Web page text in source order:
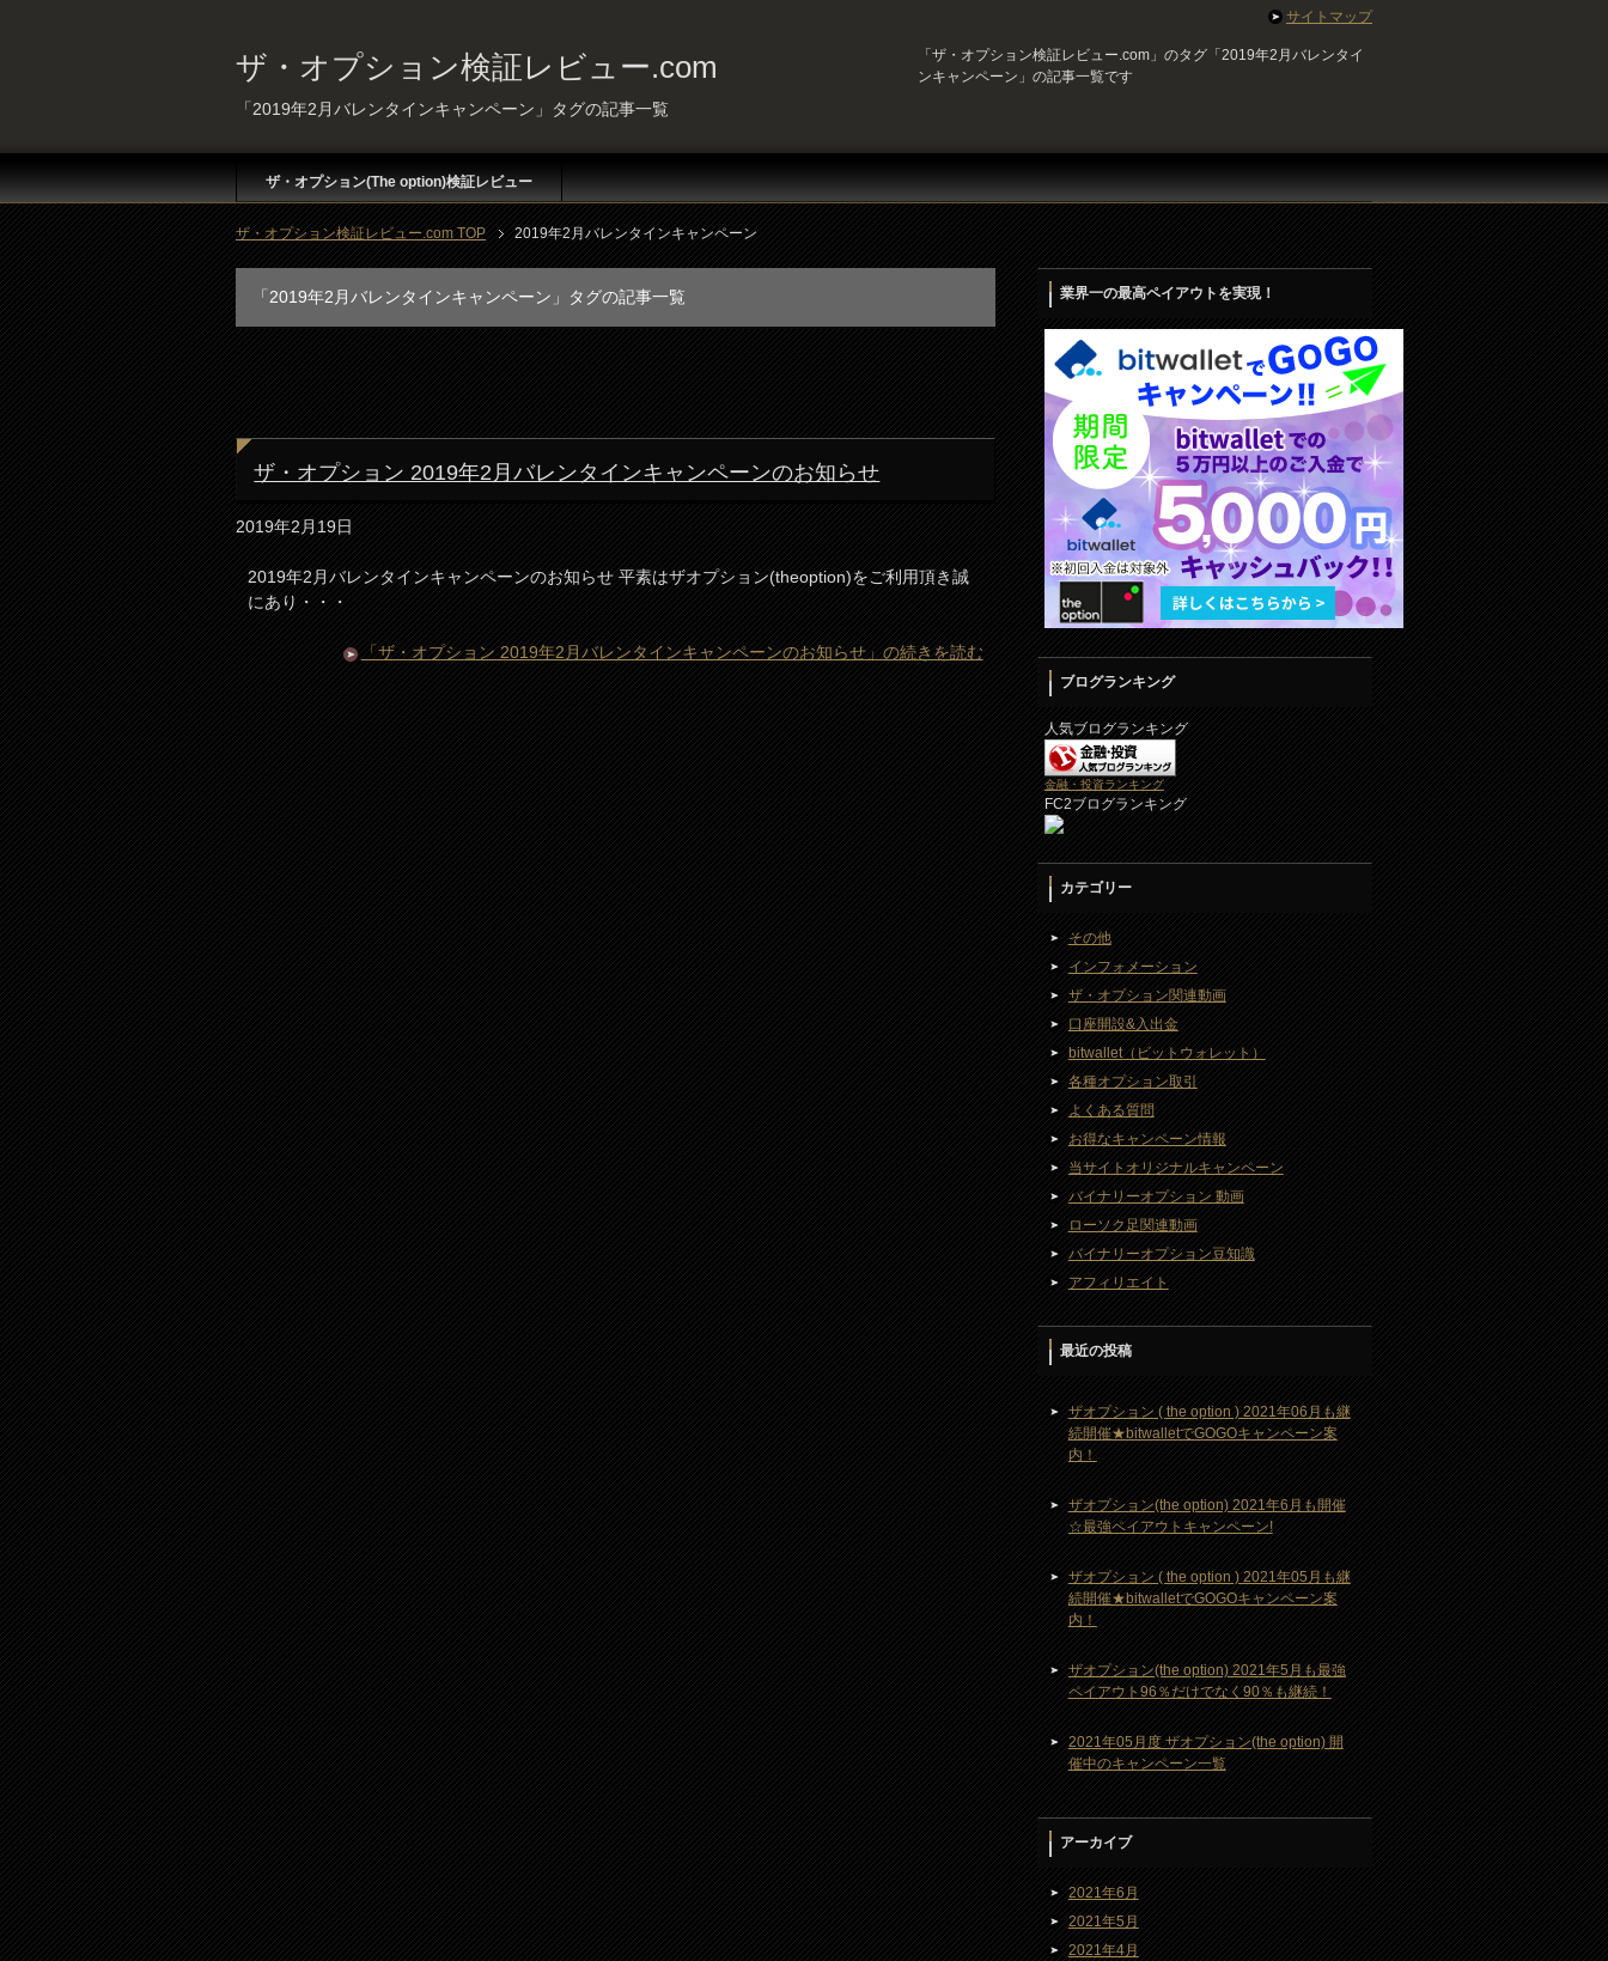
ザ・オプション検証レビュー.com
「2019年2月バレンタインキャンペーン」タグの記事一覧
「ザ・オプション検証レビュー.com」のタグ「2019年2月バレンタイ
ンキャンペーン」の記事一覧です
ザ・オプション(The option)検証レビュー
ザ・オプション検証レビュー.com TOP 2019年2月バレンタインキャンペーン
「2019年2月バレンタインキャンペーン」タグの記事一覧
ザ・オプション 2019年2月バレンタインキャンペーンのお知らせ
2019年2月19日
2019年2月バレンタインキャンペーンのお知らせ 平素はザオプション(theoption)をご利用頂き誠
にあり・・・
「ザ・オプション 2019年2月バレンタインキャンペーンのお知らせ」の続きを読む
業界一の最高ペイアウトを実現！
ブログランキング
人気ブログランキング
金融・投資ランキング
FC2ブログランキング
カテゴリー
その他
インフォメーション
ザ・オプション関連動画
口座開設&入出金
bitwallet（ビットウォレット）
各種オプション取引
よくある質問
お得なキャンペーン情報
当サイトオリジナルキャンペーン
バイナリーオプション 動画
ローソク足関連動画
バイナリーオプション豆知識
アフィリエイト
最近の投稿
ザオプション ( the option ) 2021年06月も継
続開催★bitwalletでGOGOキャンペーン案
内！
ザオプション(the option) 2021年6月も開催
☆最強ペイアウトキャンペーン!
ザオプション ( the option ) 2021年05月も継
続開催★bitwalletでGOGOキャンペーン案
内！
ザオプション(the option) 2021年5月も最強
ペイアウト96％だけでなく90％も継続！
2021年05月度 ザオプション(the option) 開
催中のキャンペーン一覧
アーカイブ
2021年6月
2021年5月
2021年4月
サイトマップ